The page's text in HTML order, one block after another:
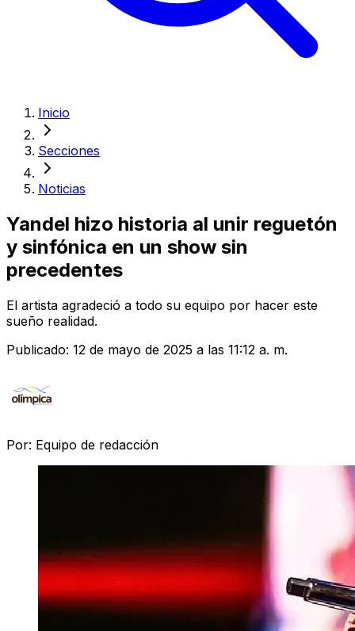
Inicio
Secciones
Noticias
Yandel hizo historia al unir reguetón
y sinfónica en un show sin
precedentes
El artista agradeció a todo su equipo por hacer este
sueño realidad.
Publicado: 12 de mayo de 2025 a las 11:12 a. m.
Por: Equipo de redacción